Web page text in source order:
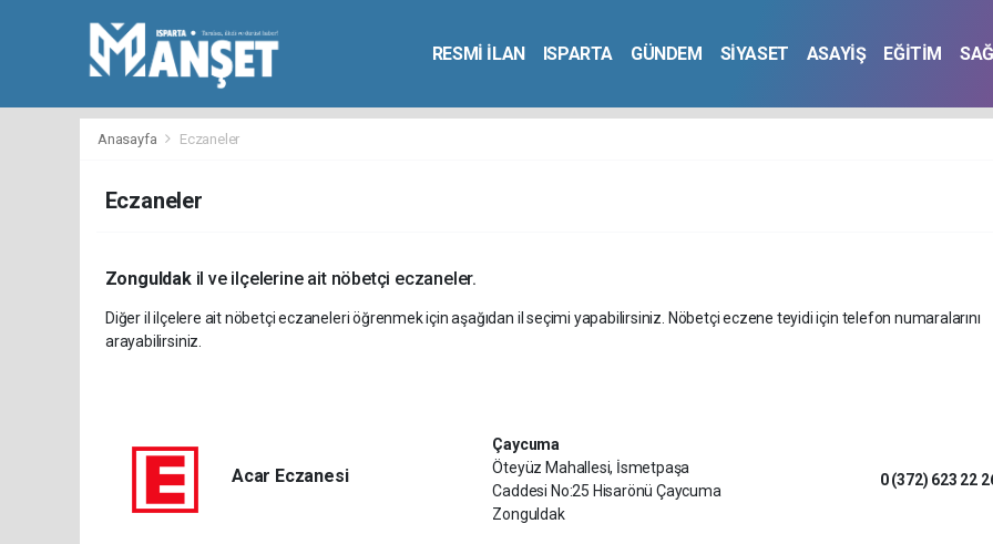
RESMİ İLAN ISPARTA GÜNDEM SİYASET ASAYİŞ EĞİTİM
Anasayfa Eczaneler
Eczaneler
Zonguldakil ve ilçelerine ait nöbetçi eczaneler.
Diğer il ilçelere ait nöbetçi eczaneleri öğrenmek için aşağıdan il seçimi yapabilirsiniz. Nöbetçi eczene teyidi için telefon numaralarını
arayabilirsiniz.
Acar Eczanesi
Çaycuma
Öteyüz Mahallesi, İsmetpaşa
Caddesi No:25 Hisarönü Çaycuma
Zonguldak
0 (372) 623 22